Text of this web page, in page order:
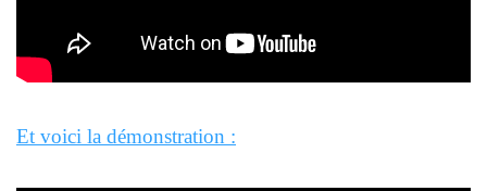
Et voici la démonstration :